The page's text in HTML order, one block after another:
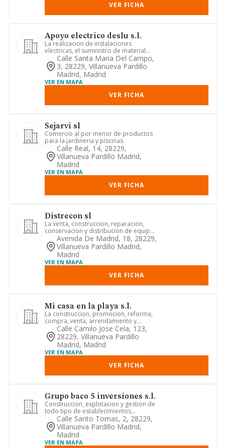
VER FICHA
Apoyo electrico deslu s.l.
La realizacion de instalaciones
electricas, el suministro de material
electrico, y la instalacion d...
Calle Santa Maria Del Campo,
3, 28229, Villanueva Pardillo
Madrid, Madrid
VER EN MAPA
VER FICHA
Sejarvi sl
Comercio al por menor de productos
para la jardineria y piscinas.
Calle Real, 14, 28229,
Villanueva Pardillo Madrid,
Madrid
VER EN MAPA
VER FICHA
Distrecon sl
La venta, construccion, reparacion,
conservacion y distribucion de equipos
informaticos
Avenida De Madrid, 18, 28229,
Villanueva Pardillo Madrid,
Madrid
VER EN MAPA
VER FICHA
Mi casa en la playa s.l.
La construccion, promocion, reforma,
compra, venta, arrendamiento y
explotacion de cualquier tipo d...
Calle Camilo Jose Cela, 123,
28229, Villanueva Pardillo
Madrid, Madrid
VER EN MAPA
VER FICHA
Grupo baco 5 inversiones s.l.
Construccion, explotacion y gestion de
todo tipo de establecimientos
dedicados a la hosteleria, res...
Calle Santo Tomas, 2, 28229,
Villanueva Pardillo Madrid,
Madrid
VER EN MAPA